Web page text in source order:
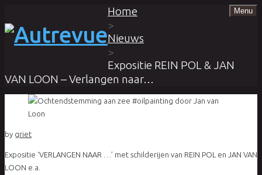
Menu
Home
>
Nieuws
>
Expositie REIN POL & JAN
VAN LOON – Verlangen naar…
by griet
Expositie ‘VERLANGEN NAAR …’ met schilderijen van REIN POL en JAN VAN
LOON e.a.